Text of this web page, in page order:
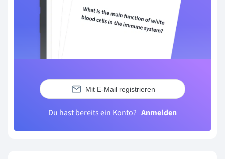
Mit E-Mail registrieren
Du hast bereits ein Konto? Anmelden